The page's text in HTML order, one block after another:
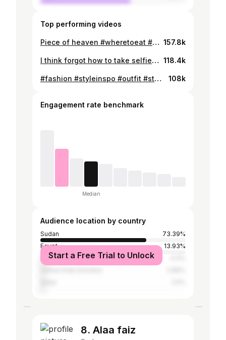
Top performing videos
Piece of heaven #wheretoeat #sushi #egypt #wheretoeategypt #resturant #fyp 157.8k
I think forgot how to take selfie #2024 #stylingtips #fashioninspo 118.4k
#fashion #styleinspo #outfit #style_category_mu 108k
Engagement rate benchmark
Median
Audience location by country
Sudan
73.39%
Egypt
13.93%
Saudi Arabia
Start a Free Trial to Unlock
8. Alaa faiz